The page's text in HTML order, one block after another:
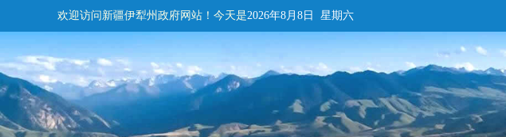
欢迎访问新疆伊犁州政府网站！ 今天是2026年8月8日 星期六